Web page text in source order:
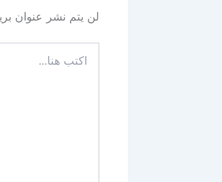
لن يتم نشر عنوان
هنا...